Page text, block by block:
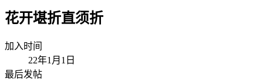
花开堪折直须折
加入时间
22年1月1日
最后发帖